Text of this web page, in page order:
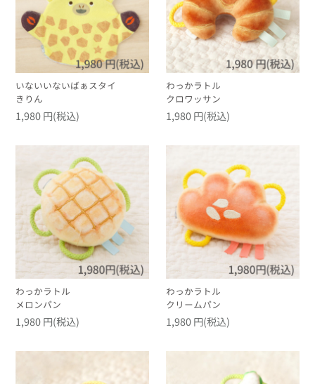
いないいないばぁスタイ
きりん
1,980 円(税込)
わっかラトル
クロワッサン
1,980 円(税込)
わっかラトル
メロンパン
1,980 円(税込)
わっかラトル
クリームパン
1,980 円(税込)